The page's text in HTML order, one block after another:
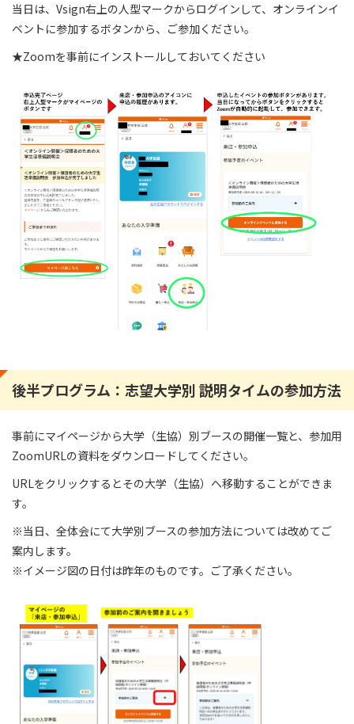
当日は、Vsign右上の人型マークからログインして、オンラインイ
ベントに参加するボタンから、ご参加ください。
★Zoomを事前にインストールしておいてください
後半プログラム：志望大学別 説明タイムの参加方法
事前にマイページから大学（生協）別ブースの開催一覧と、参加用
ZoomURLの資料をダウンロードしてください。
URLをクリックするとその大学（生協）へ移動することができま
す。
※当日、全体会にて大学別ブースの参加方法については改めてご
案内します。
※イメージ図の日付は昨年のものです。ご了承ください。